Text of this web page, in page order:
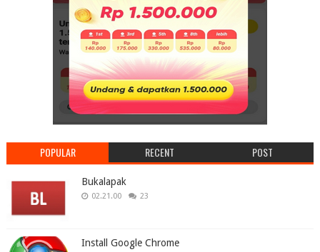
POPULAR RECENT POST
Bukalapak
02.21.00 23
Install Google Chrome